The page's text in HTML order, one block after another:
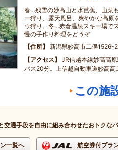
春…残雪の妙高山と水芭蕉、山菜
ー狩り、露天風呂、爽やかな高
ウ狩り。冬…赤倉温泉スキー場で
慢の手作り料理をどうぞ
住所
新潟県妙高市二俣1526-
アクセス
JR信越本線妙高高
バス20分。上信越自動車道妙高高
この施
交通手段を自由に組み合わせたおトクな
一覧へ 航空券付プラ